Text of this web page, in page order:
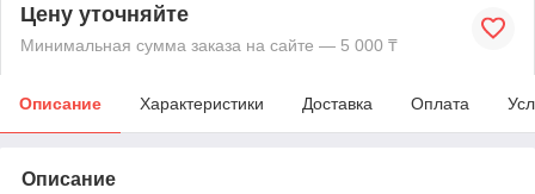
Цену уточняйте
Минимальная сумма заказа на сайте — 5 000 ₸
Описание Характеристики Доставка Оплата
Описание